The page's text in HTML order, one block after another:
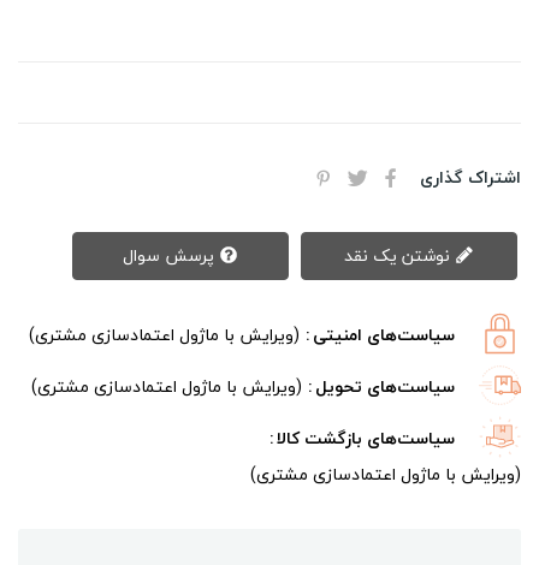
اشتراک گذاری
سیاست‌های امنیتی (ویرایش با ماژول اعتمادسازی مشتری)
سیاست‌های تحویل (ویرایش با ماژول اعتمادسازی مشتری)
سیاست‌های بازگشت کالا
(ویرایش با ماژول اعتمادسازی مشتری)